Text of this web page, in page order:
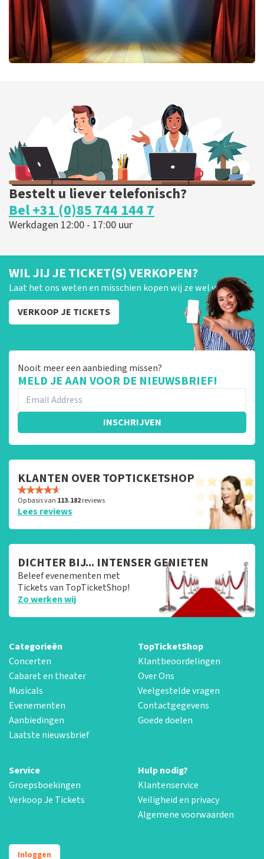
BESTEL NU
Bestelt u liever telefonisch?
Bel +31 (0)85 744 144 7
Werkdagen 12:00 - 17:00 uur
WIL JIJ JE TICKET(S) VERKOPEN?
Laat het ons weten en misschien kopen wij ze wel van je!
VERKOOP JE TICKETS
Nooit meer een aanbieding missen?
MELD JE AAN VOOR DE NIEUWSBRIEF!
INSCHRIJVEN
KLANTEN OVER TOPTICKETSHOP
Op basis van 113.182reviews
Lees reviews
DICHTER BIJ... INTENSER GENIETEN
Beleef evenementen met
Tickets van TopTicketShop!
Zo werken wij
Categorieën
Concerten
Cabaret en theater
Musicals
Evenementen
Aanbiedingen
Laatste nieuwsbrief
TopTicketShop
Klantbeoordelingen
Over Ons
Veelgestelde vragen
Contactgegevens
Goede doelen
Service
Groepsboekingen
Verkoop Je Tickets
Hulp nodig?
Klantenservice
Veiligheid en privacy
Algemene voorwaarden
Inloggen